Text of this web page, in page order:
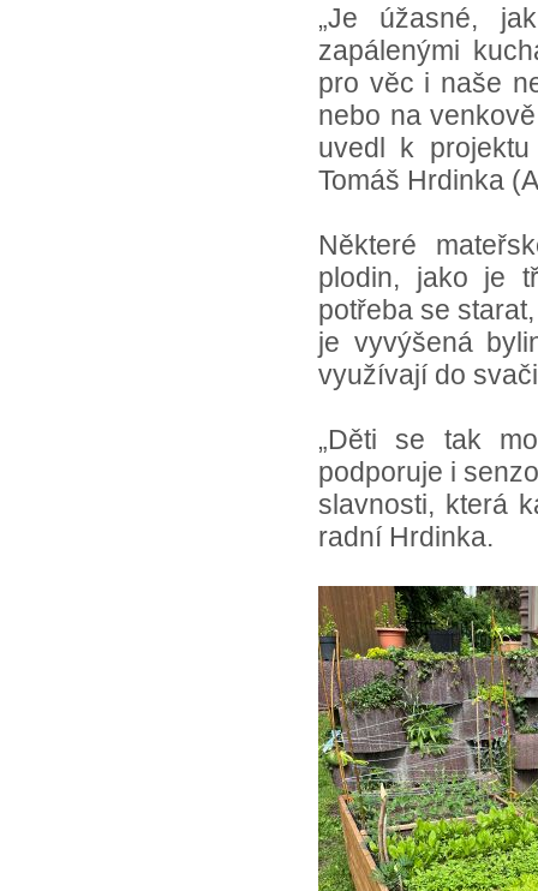
„Je úžasné,
zapálenými
pro věc i naše
nebo na
uvedl k
Tomáš Hrdinka
Některé
plodin, jako je
potřeba se
je vyvýšená
využívají do
„Děti se tak
podporuje i
slavnosti, která
radní Hrdinka.